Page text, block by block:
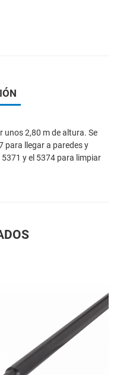
unos 2,80 m de altura. Se
para llegar a paredes y
y el 5374 para limpiar